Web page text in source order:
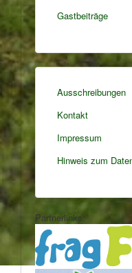
Gastbeiträge
Ausschreibungen
Kontakt
Impressum
Hinweis zum
Partnerlinks: